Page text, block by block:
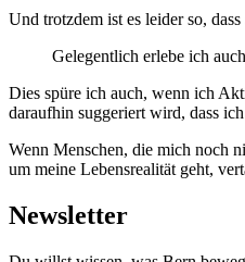
Und trotzdem ist es leider so,
Gelegentlich erlebe ich
Dies spüre ich auch, wenn ich
daraufhin suggeriert wird, dass
Wenn Menschen, die mich noch
um meine Lebensrealität geht,
Newsletter